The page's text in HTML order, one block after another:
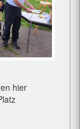
hier